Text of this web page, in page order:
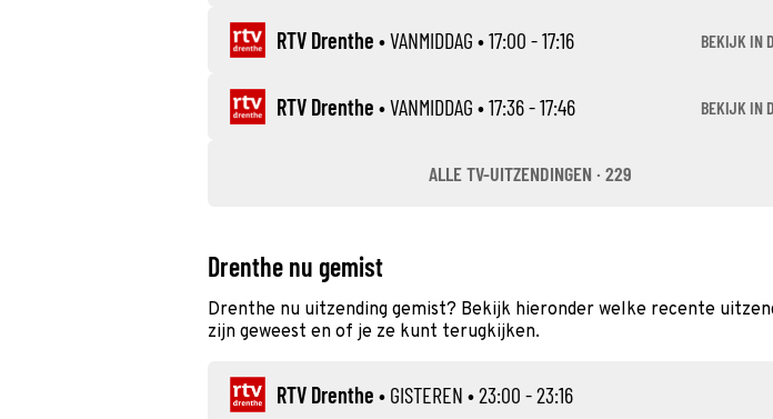
RTV Drenthe •VANMIDDAG • 17:00 - 17:16 BEKIJK IN
RTV Drenthe •VANMIDDAG • 17:36 - 17:46 BEKIJK IN
ALLE TV-UITZENDINGEN · 229
Drenthe nu gemist
Drenthe nu uitzending gemist? Bekijk hieronder welke recente
zijn geweest en of je ze kunt terugkijken.
RTV Drenthe • GISTEREN • 23:00 - 23:16